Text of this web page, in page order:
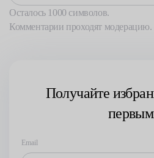
Осталось 1000 символов.
Комментарии проходят модерацию.
Получайте
Email